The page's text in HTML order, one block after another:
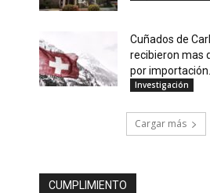
Cuñados de
recibieron mas
por importación...
Investigación
Cargar más
CUMPLIMIENTO